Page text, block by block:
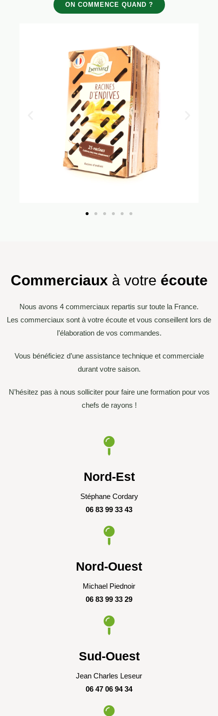
ON COMMENCE QUAND ?
Commerciaux à votre écoute
Nous avons 4 commerciaux repartis sur toute la France.
Les commerciaux sont à votre écoute et vous conseillent lors de
l’élaboration de vos commandes.
Vous bénéficiez d’une assistance technique et commerciale
durant votre saison.
N’hésitez pas à nous solliciter pour faire une formation pour vos
chefs de rayons !
Nord-Est
Stéphane Cordary
06 83 99 33 43
Nord-Ouest
Michael Piednoir
06 83 99 33 29
Sud-Ouest
Jean Charles Leseur
06 47 06 94 34